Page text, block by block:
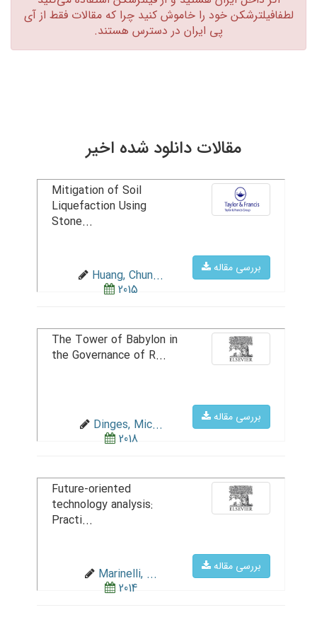
لطفافیلترشکن خود را خاموش کنید چرا که مقالات فقط از آی
پی ایران در دسترس هستند.‏
مقالات دانلود شده اخیر
بررسی مقاله
Mitigation of Soil
Liquefaction Using
Stone...
Huang, Chun...
2015
بررسی مقاله
The Tower of Babylon in
the Governance of R...
Dinges, Mic...
2018
بررسی مقاله
Future-oriented
technology analysis:
Practi...
Marinelli, ...
2014